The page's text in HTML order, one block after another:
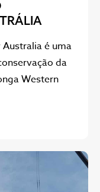
é uma
da
Western